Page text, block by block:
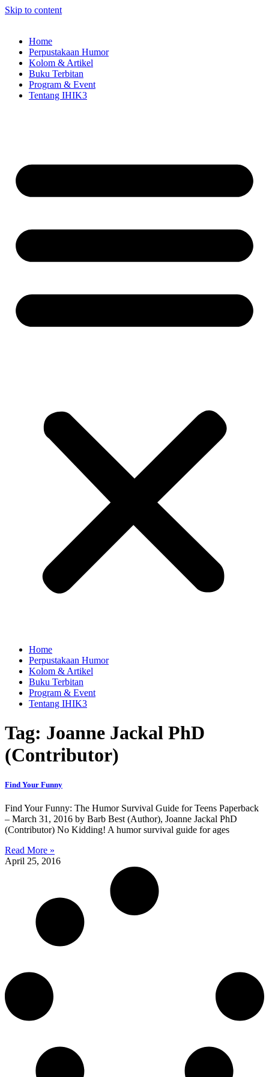
Skip to content
Home
Perpustakaan Humor
Kolom & Artikel
Buku Terbitan
Program & Event
Tentang IHIK3
Home
Perpustakaan Humor
Kolom & Artikel
Buku Terbitan
Program & Event
Tentang IHIK3
Tag: Joanne Jackal PhD
(Contributor)
Find Your Funny
Find Your Funny: The Humor Survival Guide for Teens Paperback
– March 31, 2016 by Barb Best (Author), Joanne Jackal PhD
(Contributor) No Kidding! A humor survival guide for ages
Read More »
April 25, 2016